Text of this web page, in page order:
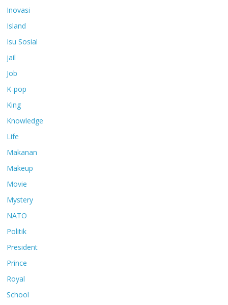
Inovasi
Island
Isu Sosial
jail
Job
K-pop
King
Knowledge
Life
Makanan
Makeup
Movie
Mystery
NATO
Politik
President
Prince
Royal
School